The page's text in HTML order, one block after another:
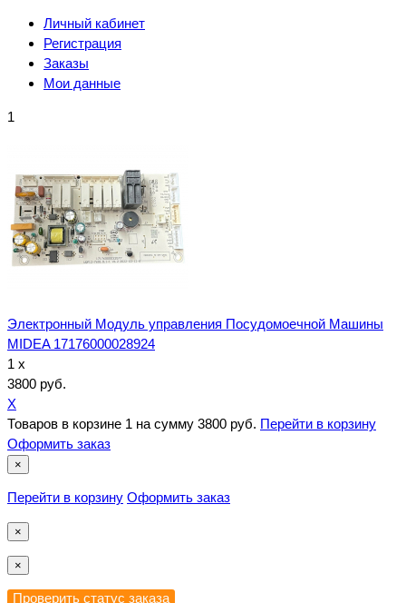
Личный кабинет
Регистрация
Заказы
Мои данные
1
Электронный Модуль управления Посудомоечной Машины
MIDEA 17176000028924
1 x
3800 руб.
X
Товаров в корзине 1 на сумму 3800 руб. Перейти в корзину
Оформить заказ
×
Перейти в корзину Оформить заказ
×
×